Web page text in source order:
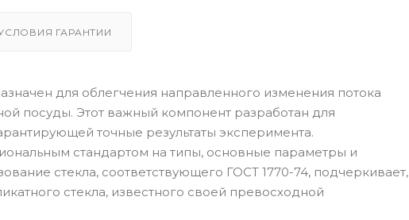
ГАРАНТИИ
для облегчения направленного изменения потока
посуды. Этот важный компонент разработан для
точные результаты эксперимента.
стандартом на типы, основные параметры и
стекла, соответствующего ГОСТ 1770-74, подчеркивает,
стекла, известного своей превосходной